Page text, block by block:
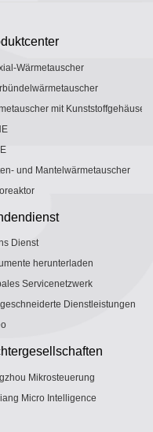
Wärmetauscher
mit Kunststoffgehäuse
und Mantelwärmetauscher
Dienst
herunterladen
Servicenetzwerk
Dienstleistungen
Mikrosteuerung
Micro Intelligence